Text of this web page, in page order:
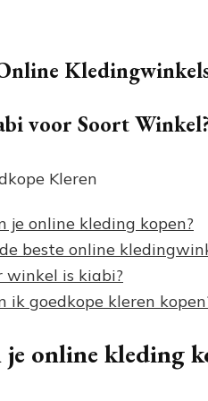
voor Soort
Kleren
je online kleding kopen?
beste online
winkel is kiabi?
ik goedkope kleren
online kleding